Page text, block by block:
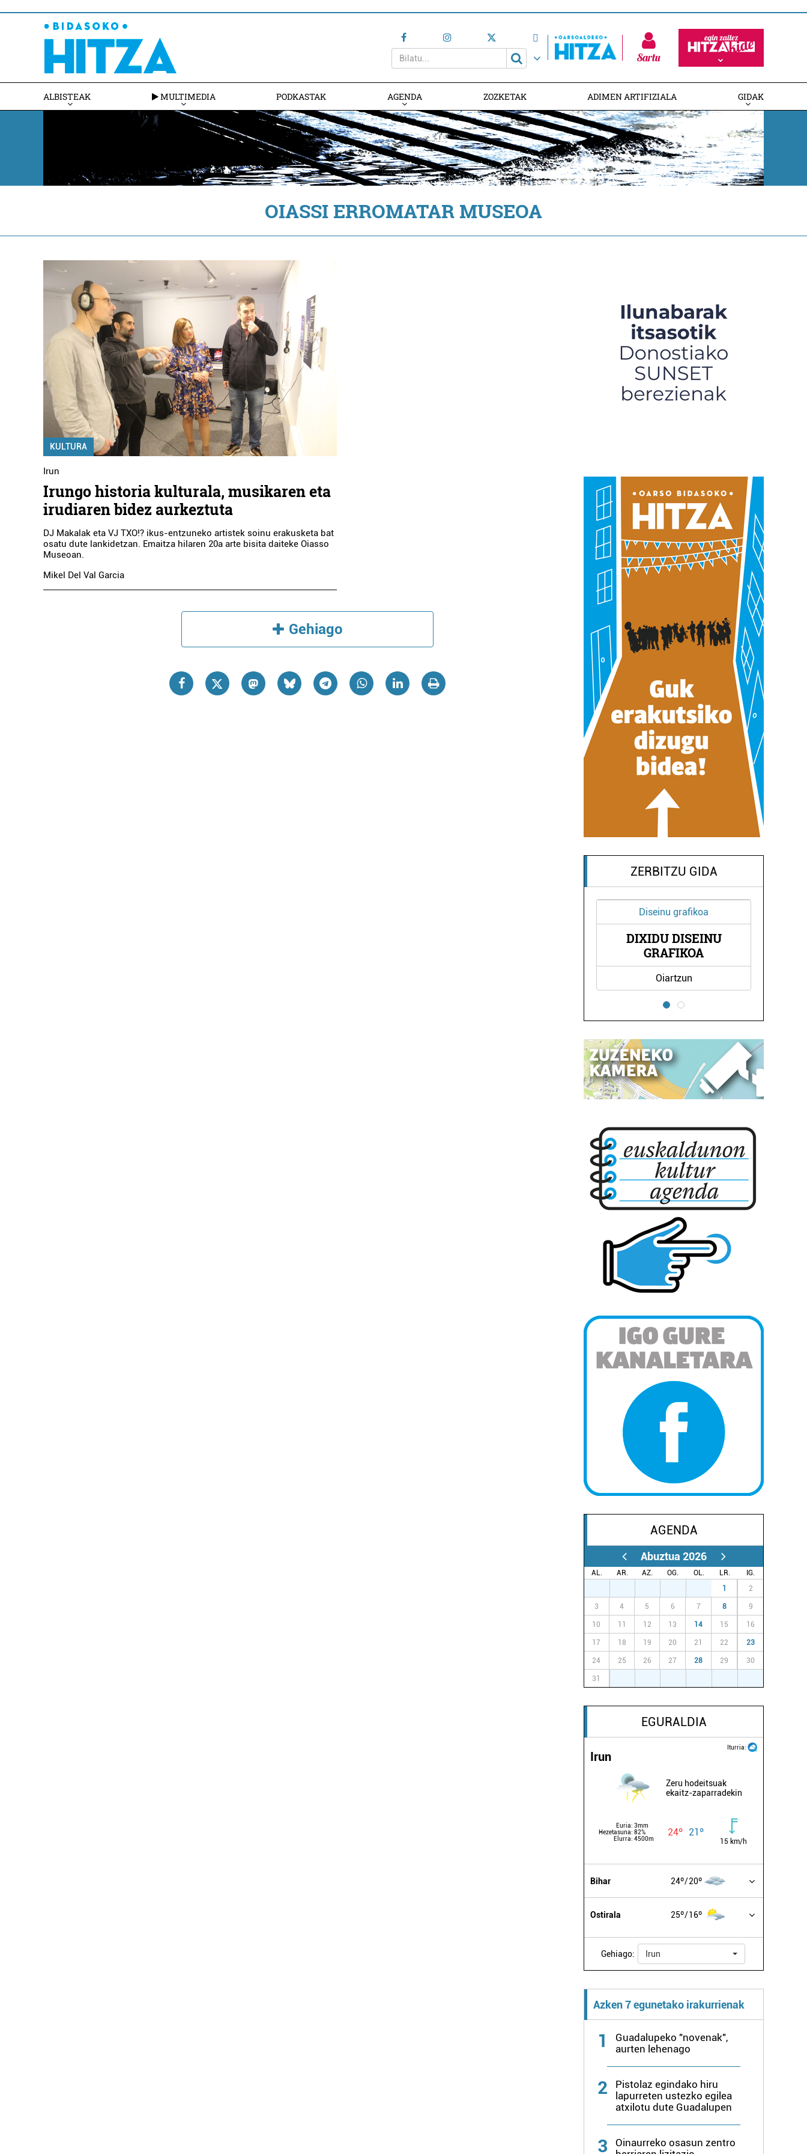
Sartu
ALBISTEAK MULTIMEDIA PODKASTAK AGENDA ZOZKETAK ADIMEN ARTIFIZIALA GIDAK
OIASSI ERROMATAR MUSEOA
KULTURA
Irun
Irungo historia kulturala, musikaren eta
irudiaren bidez aurkeztuta
DJ Makalak eta VJ TXO!? ikus-entzuneko artistek soinu erakusketa bat
osatu dute lankidetzan. Emaitza hilaren 20a arte bisita daiteke Oiasso
Museoan.
Mikel Del Val Garcia
Gehiago
ZERBITZU GIDA
Supermerkatuak
EROSKI DONIBANE
AGENDA
Abuztua 2026
AL. AR. AZ. OG. OL. LR.
IG.
1 2
3 4 5 6 7 8 9
10 11 12 13 14 15 16
17 18 19 20 21 22 23
24 25 26 27 28 29 30
31
EGURALDIA
Iturria:
Irun
Zeru hodeitsuak
ekaitz-zaparradekin
Euria: 3mm
Hezetasuna: 82%
Elurra: 4500m
24º 21º
15 km/h
Bihar 24º 20º
Ostirala 25º 16º
Gehiago: Irun
Azken 7 egunetako irakurrienak
1
Guadalupeko "novenak",
aurten lehenago
2
Pistolaz egindako hiru
lapurreten ustezko egilea
atxilotu dute Guadalupen
3
Oinaurreko osasun zentro